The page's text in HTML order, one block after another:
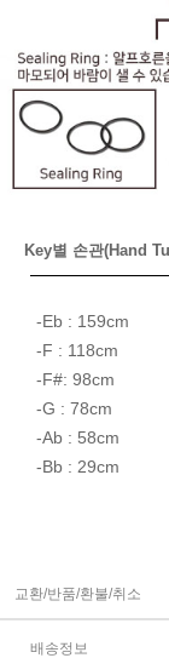
Key별 손관(Hand
-Eb : 159cm
-F : 118cm
-F#: 98cm
-G : 78cm
-Ab : 58cm
-Bb : 29cm
교환/반품/환불/취소
배송정보